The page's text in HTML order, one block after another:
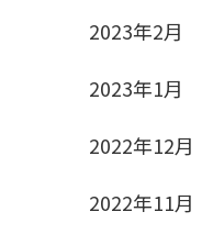
2023年2月
2023年1月
2022年12月
2022年11月